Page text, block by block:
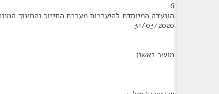
6
הוועדה המיוחדת להיערכות מערכת החינוך והחינוך
31/03/2020
מושב ראשון